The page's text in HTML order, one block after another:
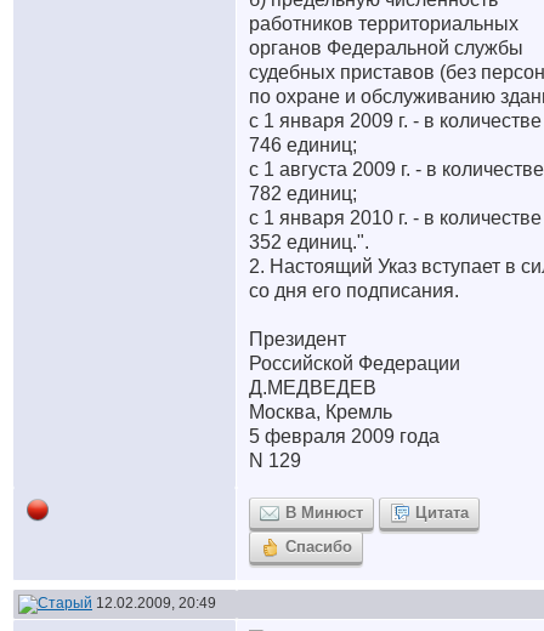
работников территориальных
органов Федеральной службы
судебных приставов (без
по охране и обслуживанию
с 1 января 2009 г. - в
746 единиц;
с 1 августа 2009 г. - в
782 единиц;
с 1 января 2010 г. - в
352 единиц.".
2. Настоящий Указ вступает в
со дня его подписания.
Президент
Российской Федерации
Д.МЕДВЕДЕВ
Москва, Кремль
5 февраля 2009 года
N 129
В Минюст
Цитата
Спасибо
12.02.2009, 20:49